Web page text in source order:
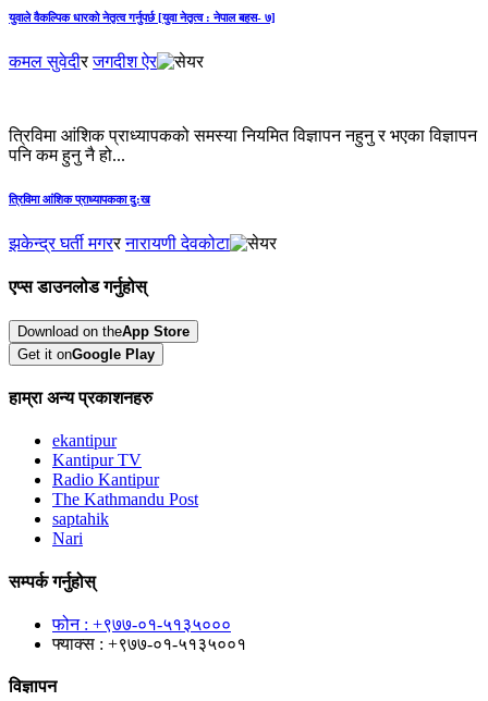
युवाले वैकल्पिक धारको नेतृत्व गर्नुपर्छ [युवा नेतृत्व : नेपाल बहस- ७]
कमल सुवेदीरजगदीश ऐर
त्रिविमा आंशिक प्राध्यापकको समस्या नियमित विज्ञापन नहुनु र भएका विज्ञापन
पनि कम हुनु नै हो...
त्रिविमा आंशिक प्राध्यापकका दु:ख
झकेन्द्र घर्ती मगररनारायणी देवकोटा
एप्स डाउनलोड गर्नुहोस्
Download on theApp Store
Get it onGoogle Play
हाम्रा अन्य प्रकाशनहरु
ekantipur
Kantipur TV
Radio Kantipur
The Kathmandu Post
saptahik
Nari
सम्पर्क गर्नुहोस्
फोन : +९७७-०१-५१३५०००
फ्याक्स : +९७७-०१-५१३५००१
विज्ञापन